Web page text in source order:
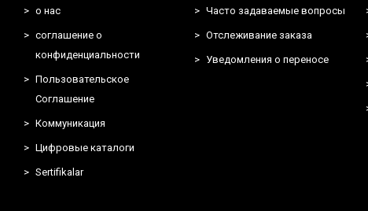
о нас
соглашение о
конфиденциальности
Пользовательское
Соглашение
Коммуникация
Цифровые каталоги
Sertifikalar
Часто задаваемые вопросы
Отслеживание заказа
Уведомления о переносе